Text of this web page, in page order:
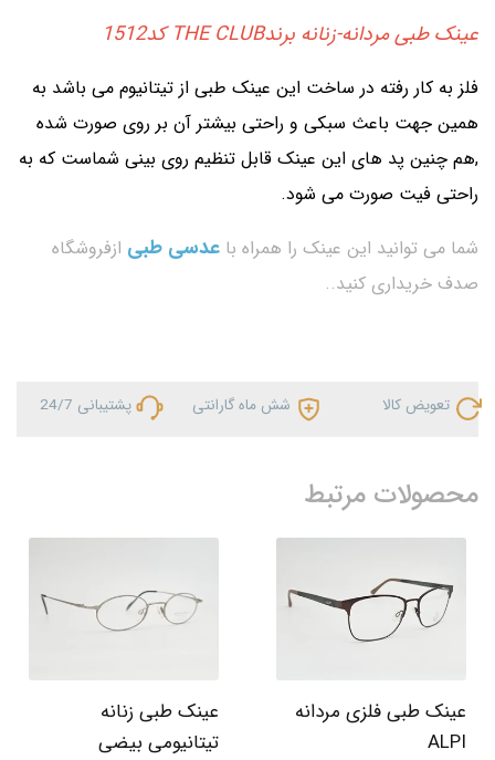
عینک طبی مردانه-زنانه برندTHE CLUB کد1512
فلز به کار رفته در ساخت این عینک طبی از تیتانیوم می باشد به
همین جهت باعث سبکی و راحتی بیشتر آن بر روی صورت شده
,هم چنین پد های این عینک قابل تنظیم روی بینی شماست که به
راحتی فیت صورت می شود.
شما می توانید این عینک را همراه با عدسی طبی ازفروشگاه
صدف خریداری کنید..
تعویض کالا شش ماه گارانتی پشتیبانی 24/7
محصولات مرتبط
عینک طبی فلزی مردانه
ALPI
عینک طبی زنانه
تیتانیومی بیضی